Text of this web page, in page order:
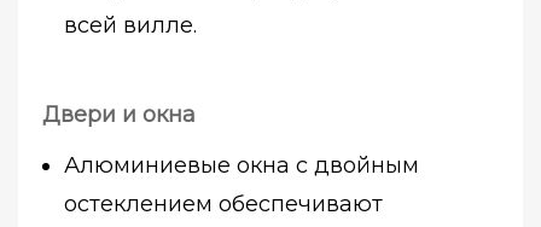
всей вилле.
Двери и окна
Алюминиевые окна с двойным
остеклением обеспечивают